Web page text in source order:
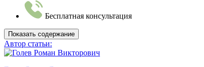
Бесплатная консультация
Показать содержание
Автор статьи: